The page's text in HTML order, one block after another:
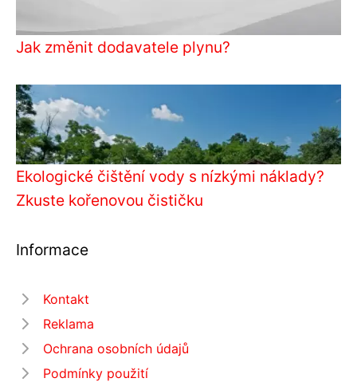
Jak změnit dodavatele plynu?
Ekologické čištění vody s nízkými náklady?
Zkuste kořenovou čističku
Informace
Kontakt
Reklama
Ochrana osobních údajů
Podmínky použití